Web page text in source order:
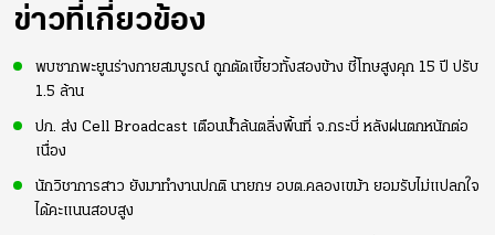
ข่าวที่เกี่ยวข้อง
พบซากพะยูนร่างกายสมบูรณ์ ถูกตัดเขี้ยวทั้งสองข้าง ชี้โทษสูงคุก 15 ปี ปรับ
1.5 ล้าน
ปภ. ส่ง Cell Broadcast เตือนน้ำล้นตลิ่งพื้นที่ จ.กระบี่ หลังฝนตกหนักต่อ
เนื่อง
นักวิชาการสาว ยังมาทำงานปกติ นายกฯ อบต.คลองเขม้า ยอมรับไม่แปลกใจ
ได้คะแนนสอบสูง